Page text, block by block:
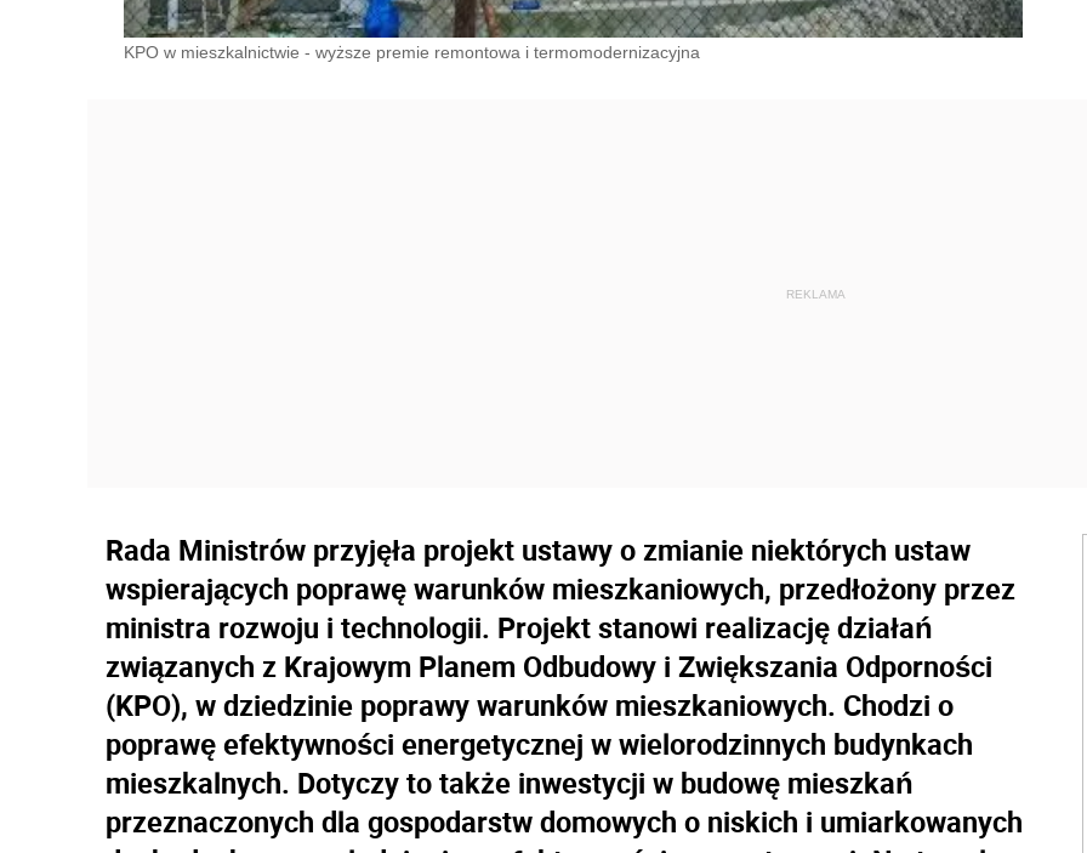
KPO w mieszkalnictwie - wyższe premie remontowa i termomodernizacyjna
Rada Ministrów przyjęła projekt ustawy o zmianie niektórych ustaw
wspierających poprawę warunków mieszkaniowych, przedłożony przez
ministra rozwoju i technologii. Projekt stanowi realizację działań
związanych z Krajowym Planem Odbudowy i Zwiększania Odporności
(KPO), w dziedzinie poprawy warunków mieszkaniowych. Chodzi o
poprawę efektywności energetycznej w wielorodzinnych budynkach
mieszkalnych. Dotyczy to także inwestycji w budowę mieszkań
przeznaczonych dla gospodarstw domowych o niskich i umiarkowanych